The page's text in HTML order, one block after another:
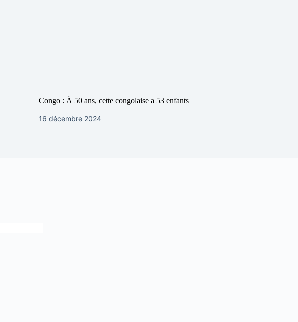
Congo : À 50 ans, cette congolaise a 53 enfants
16 décembre 2024